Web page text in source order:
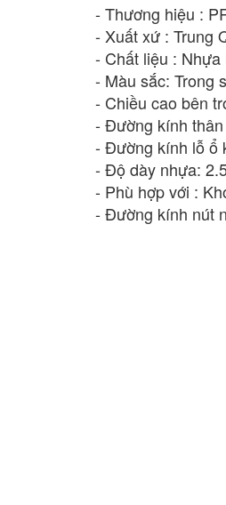
- Thương hiệu :
- Xuất xứ : Trung
- Chất liệu : Nhựa
- Màu sắc: Trong
- Chiều cao bên
- Đường kính
- Đường kính lỗ ổ
- Độ dày nhựa:
- Phù hợp với :
- Đường kính nút